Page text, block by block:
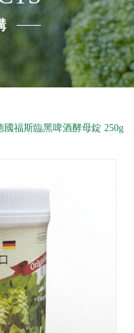
國福斯臨黑啤酒酵母錠 250g